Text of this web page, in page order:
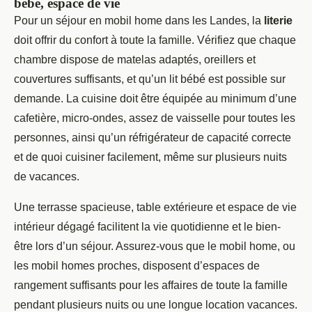
bébé, espace de vie
Pour un séjour en mobil home dans les Landes, la literie
doit offrir du confort à toute la famille. Vérifiez que chaque
chambre dispose de matelas adaptés, oreillers et
couvertures suffisants, et qu’un lit bébé est possible sur
demande. La cuisine doit être équipée au minimum d’une
cafetière, micro-ondes, assez de vaisselle pour toutes les
personnes, ainsi qu’un réfrigérateur de capacité correcte
et de quoi cuisiner facilement, même sur plusieurs nuits
de vacances.
Une terrasse spacieuse, table extérieure et espace de vie
intérieur dégagé facilitent la vie quotidienne et le bien-
être lors d’un séjour. Assurez-vous que le mobil home, ou
les mobil homes proches, disposent d’espaces de
rangement suffisants pour les affaires de toute la famille
pendant plusieurs nuits ou une longue location vacances.